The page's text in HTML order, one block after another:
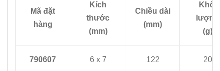
Mã đặt
hàng
Kích
thước
(mm)
Chiều dài
(mm)
Khối
lượng
(g)
790607 6 x 7 122 20